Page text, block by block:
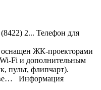
2... Телефон для
оснащен ЖК-проекторами
Fi и дополнительным
пульт, флипчарт).
Информация